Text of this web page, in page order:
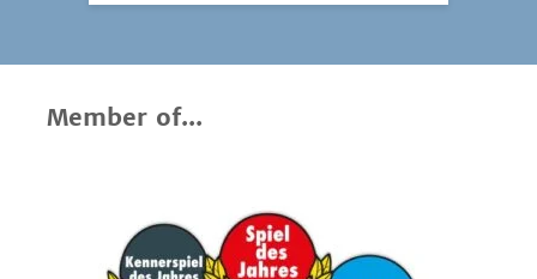
Member of...